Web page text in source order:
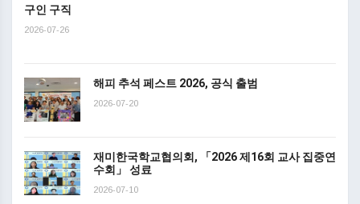
구인 구직
2026-07-26
해피 추석 페스트 2026, 공식 출범
2026-07-20
재미한국학교협의회, 「2026 제16회 교사 집중연
수회」 성료
2026-07-10